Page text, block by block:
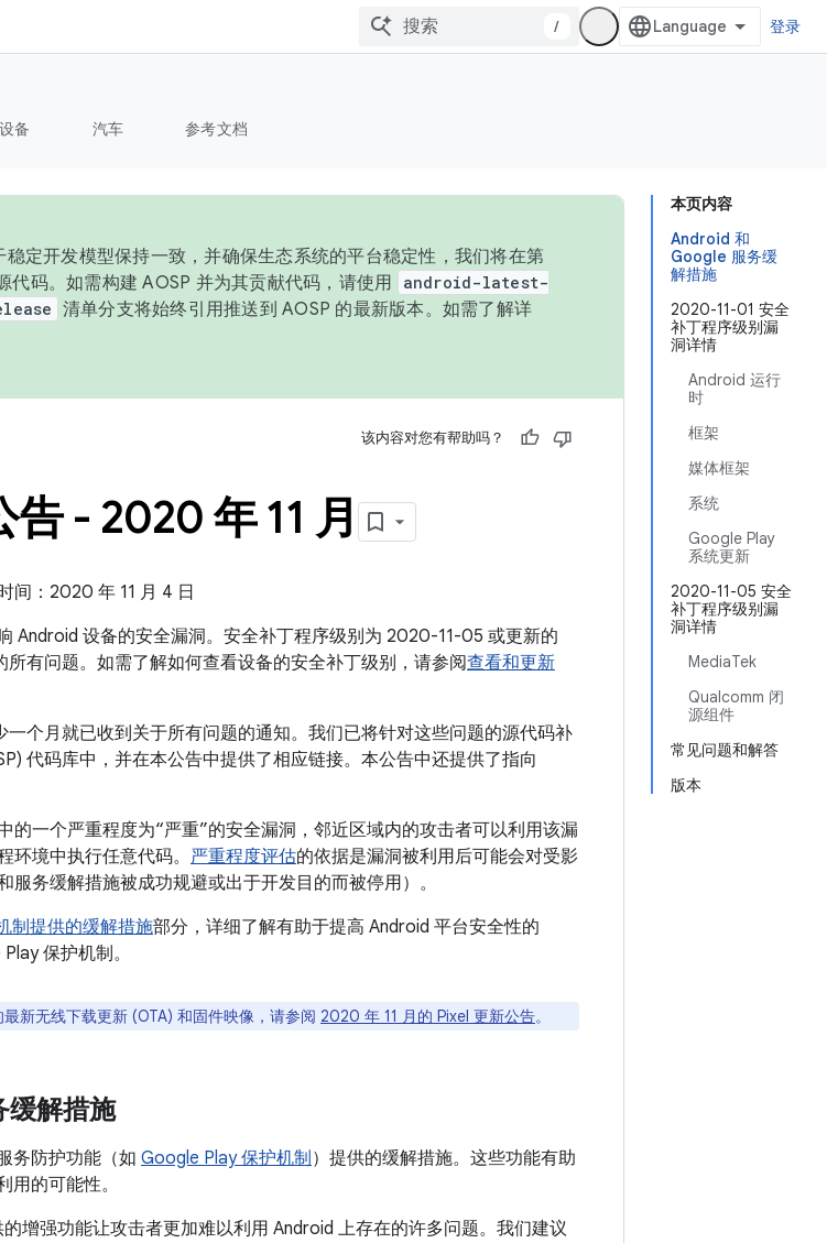
/ 登录
备 汽车 参考文档
本页内容
Android 和
Google 服务缓
解措施
2020-11-01 安全
补丁程序级别漏
洞详情
Android 运行
时
框架
媒体框架
系统
Google Play
系统更新
2020-11-05 安全
补丁程序级别漏
洞详情
MediaTek
Qualcomm 闭
源组件
常见问题和解答
版本
定开发模型保持一致，并确保生态系统的平台稳定性，我们将在第
代码。如需构建 AOSP 并为其贡献代码，请使用
android-latest-
清单分支将始终引用推送到 AOSP 的最新版本。如需了解详
该内容对您有帮助吗？
- 2020 年 11 月
间：2020 年 11 月 4 日
Android 设备的安全漏洞。安全补丁程序级别为 2020-11-05 或更新的
有问题。如需了解如何查看设备的安全补丁级别，请参阅查看和更新
个月就已收到关于所有问题的通知。我们已将针对这些问题的源代码补
代码库中，并在本公告中提供了相应链接。本公告中还提供了指向
的一个严重程度为“严重”的安全漏洞，邻近区域内的攻击者可以利用该漏
境中执行任意代码。 严重程度评估的依据是漏洞被利用后可能会对受影
务缓解措施被成功规避或出于开发目的而被停用）。
制提供的缓解措施部分，详细了解有助于提高 Android 平台安全性的
保护机制。
新无线下载更新 (OTA) 和固件映像，请参阅 2020 年 11 月的 Pixel 更新公告。
解措施
务防护功能（如 Google Play 保护机制 ）提供的缓解措施。这些功能有助
的可能性。
增强功能让攻击者更加难以利用 Android 上存在的许多问题。我们建议